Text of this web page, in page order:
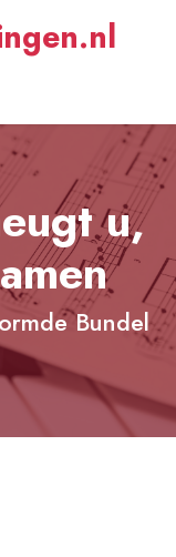
u,
Bundel